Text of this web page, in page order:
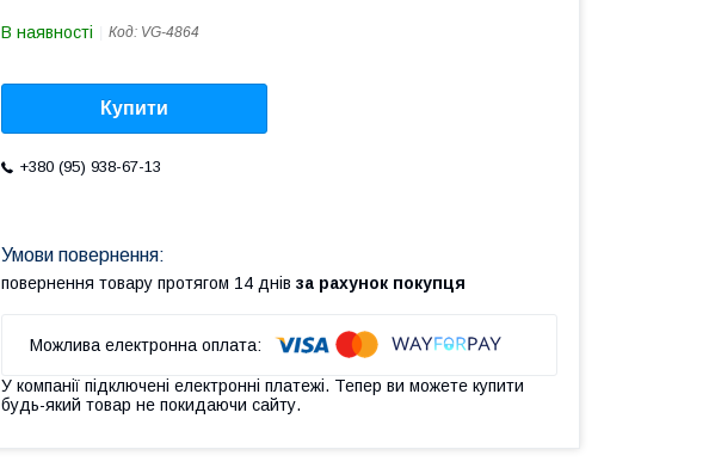
В наявності Код: VG-4864
Купити
+380 (95) 938-67-13
повернення товару протягом 14 днів за рахунок покупця
У компанії підключені електронні платежі. Тепер ви можете купити
будь-який товар не покидаючи сайту.